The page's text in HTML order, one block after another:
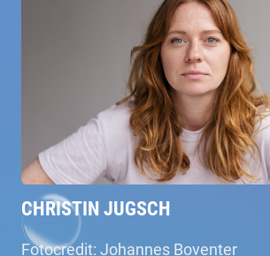
CHRISTIN JUGSCH
Fotocredit: Johannes Boventer